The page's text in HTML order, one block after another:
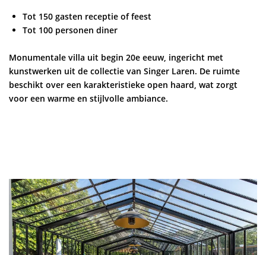
Tot 150 gasten receptie of feest
Tot 100 personen diner
Monumentale villa uit begin 20e eeuw, ingericht met
kunstwerken uit de collectie van Singer Laren. De ruimte
beschikt over een karakteristieke open haard, wat zorgt
voor een warme en stijlvolle ambiance.